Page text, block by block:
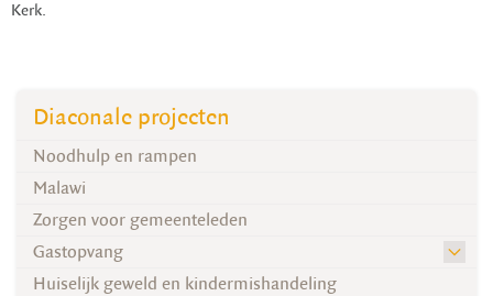
Kerk.
Diaconale projecten
Noodhulp en rampen
Malawi
Zorgen voor gemeenteleden
Gastopvang
Huiselijk geweld en kindermishandeling